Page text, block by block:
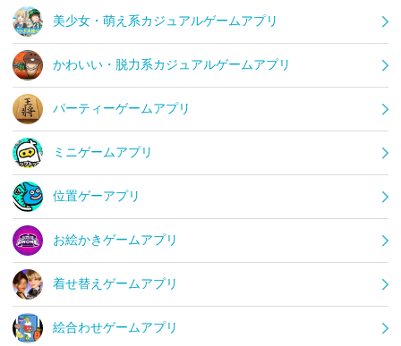
美少女・萌え系カジュアルゲームアプリ
かわいい・脱力系カジュアルゲームアプリ
パーティーゲームアプリ
ミニゲームアプリ
位置ゲーアプリ
お絵かきゲームアプリ
着せ替えゲームアプリ
絵合わせゲームアプリ